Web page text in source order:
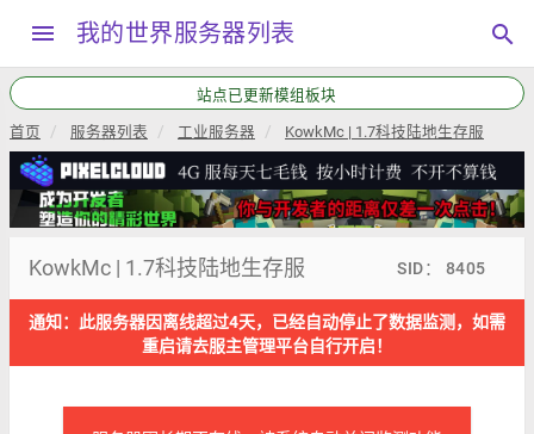
menu 我的世界服务器列表 search
本站QQ交流群792034208，加群请备注“服主”
首页 服务器列表 工业服务器 KowkMc | 1.7科技陆地生存服
KowkMc | 1.7科技陆地生存服 SID： 8405
通知：此服务器因离线超过4天，已经自动停止了数据监测，如需
重启请去服主管理平台自行开启！